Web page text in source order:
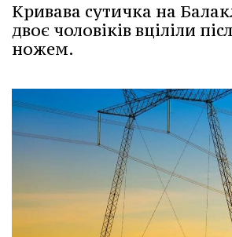
Кривава сутичка на
двоє чоловіків вціліли
ножем.